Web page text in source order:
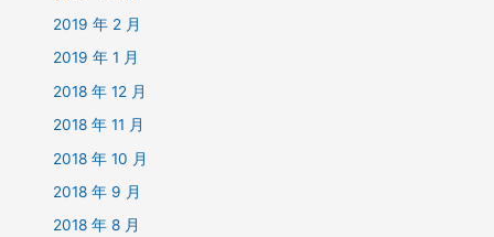
2019 年 2 月
2019 年 1 月
2018 年 12 月
2018 年 11 月
2018 年 10 月
2018 年 9 月
2018 年 8 月